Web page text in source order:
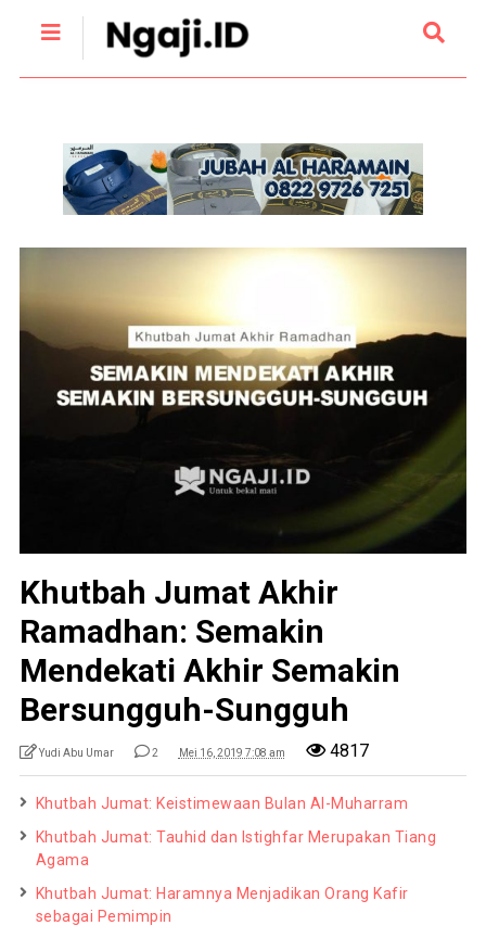
Khutbah Jumat Akhir
Ramadhan: Semakin
Mendekati Akhir Semakin
Bersungguh-Sungguh
Yudi Abu Umar 2 Mei 16, 2019 7:08 am 4817
Khutbah Jumat: Keistimewaan Bulan Al-Muharram
Khutbah Jumat: Tauhid dan Istighfar Merupakan Tiang
Agama
Khutbah Jumat: Haramnya Menjadikan Orang Kafir
sebagai Pemimpin